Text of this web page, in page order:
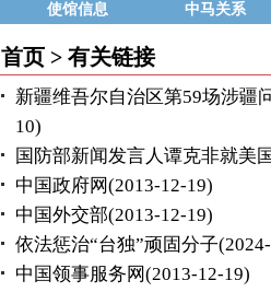
使馆信息 中马关系
首页 > 有关链接
新疆维吾尔自治区第59场涉疆
10)
国防部新闻发言人谭克非就美
中国政府网(2013-12-19)
中国外交部(2013-12-19)
依法惩治“台独”顽固分子
中国领事服务网(2013-12-19)